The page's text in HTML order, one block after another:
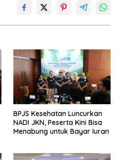
BPJS Kesehatan Luncurkan
NADI JKN, Peserta Kini Bisa
Menabung untuk Bayar Iuran